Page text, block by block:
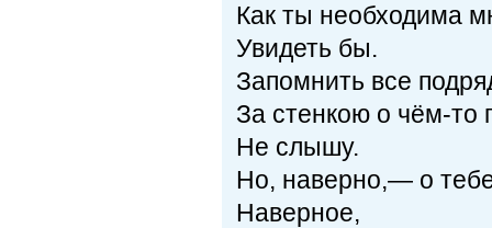
Как ты необходима
Увидеть бы.
Запомнить все
За стенкою о чём-то
Не слышу.
Но, наверно,— о
Наверное,